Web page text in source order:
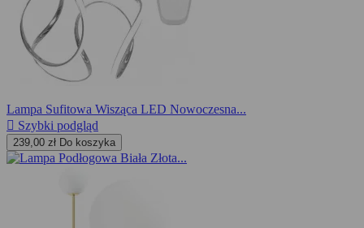
Lampa Sufitowa Wisząca LED Nowoczesna...
 Szybki podgląd
239,00 zł Do koszyka